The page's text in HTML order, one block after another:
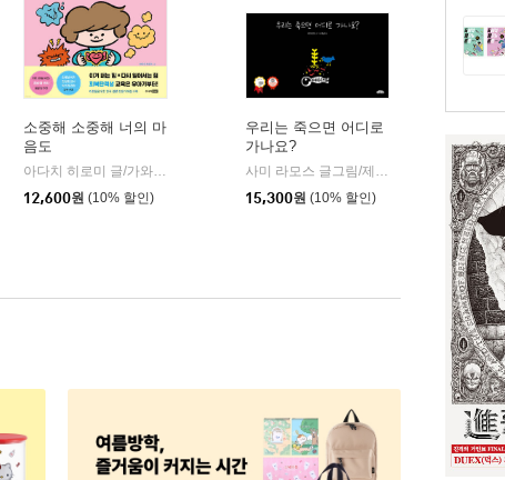
소중해 소중해 너의 마
음도
아다치 히로미 글/가와하라 미즈마루 그림/권남희 역 | 주니어RHK
12,600원 (10% 할인)
우리는 죽으면 어디로
가나요?
사미 라모스 글그림/제님 역
여유당
15,300원 (10% 할인)